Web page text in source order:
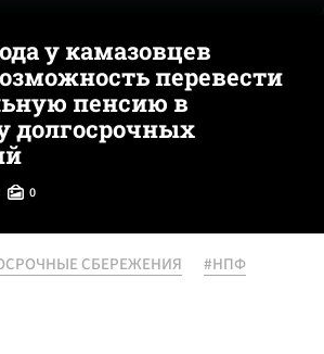
у камазовцев
перевести
пенсию в
долгосрочных
0
СБЕРЕЖЕНИЯ
#НПФ